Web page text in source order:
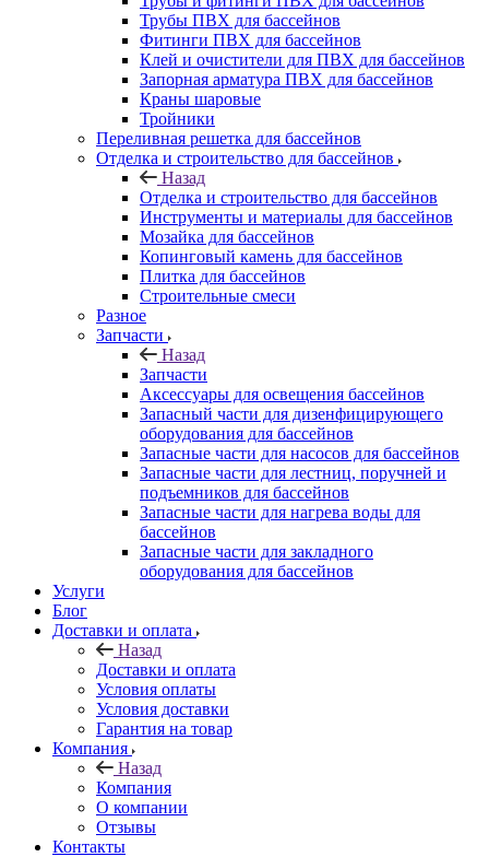
Трубы ПВХ для бассейнов
Фитинги ПВХ для бассейнов
Клей и очистители для ПВХ для бассейнов
Запорная арматура ПВХ для бассейнов
Краны шаровые
Тройники
Переливная решетка для бассейнов
Отделка и строительство для бассейнов
Назад
Отделка и строительство для бассейнов
Инструменты и материалы для бассейнов
Мозайка для бассейнов
Копинговый камень для бассейнов
Плитка для бассейнов
Строительные смеси
Разное
Запчасти
Назад
Запчасти
Аксессуары для освещения бассейнов
Запасный части для дизенфицирующего
оборудования для бассейнов
Запасные части для насосов для бассейнов
Запасные части для лестниц, поручней и
подъемников для бассейнов
Запасные части для нагрева воды для
бассейнов
Запасные части для закладного
оборудования для бассейнов
Услуги
Блог
Доставки и оплата
Назад
Доставки и оплата
Условия оплаты
Условия доставки
Гарантия на товар
Компания
Назад
Компания
О компании
Отзывы
Контакты